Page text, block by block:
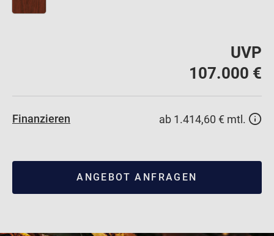
UVP
107.000 €
Finanzieren ab 1.414,60 € mtl.
ANGEBOT ANFRAGEN